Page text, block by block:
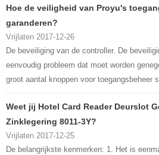
Hoe de veiligheid van Proyu's
garanderen?
Vrijlaten 2017-12-26
De beveiliging van de controller. De
eenvoudig probleem dat moet worden
groot aantal knoppen voor toegangsbeheer
Weet jij Hotel Card Reader Deurslot
Zinklegering 8011-3Y?
Vrijlaten 2017-12-25
De belangrijkste kenmerken: 1. Het is